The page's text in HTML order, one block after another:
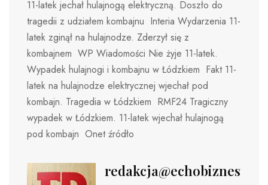
11-latek jechał hulajnogą elektryczną. Doszło do
tragedii z udziałem kombajnu Interia Wydarzenia 11-
latek zginął na hulajnodze. Zderzył się z
kombajnem WP Wiadomości Nie żyje 11-latek.
Wypadek hulajnogi i kombajnu w Łódzkiem Fakt 11-
latek na hulajnodze elektrycznej wjechał pod
kombajn. Tragedia w Łódzkiem RMF24 Tragiczny
wypadek w Łódzkiem. 11-latek wjechał hulajnogą
pod kombajn Onet źródło
redakcja@echobiznesu.pl